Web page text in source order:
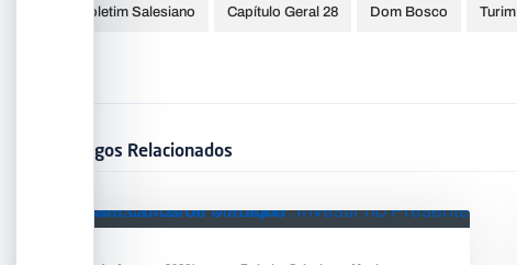
Boletim Salesiano Capítulo Geral 28 Dom Bosco Turim
Artigos Relacionados